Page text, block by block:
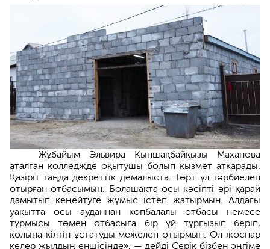
Жұбайым Эльвира Қыпшақбайқызы Маханова
аталған колледжде оқытушы болып қызмет аткарады.
Қазіргі таңда декреттік демалыста. Төрт ұл тәрбиелеп
отырған отбасымын. Болашақта осы кәсіпті әрі қарай
дамытып кеңейтуге жұмыс істеп жатырмын. Алдағы
уақытта осы ауданнан көпбалалы отбасы немесе
тұрмысы төмен отбасыға бір үй тұрғызып беріп,
қолына кілтін ұстатуды межелеп отырмын. Ол жоспар
келер жылдың еншісінде», — дейді Серік бізбен әңгіме